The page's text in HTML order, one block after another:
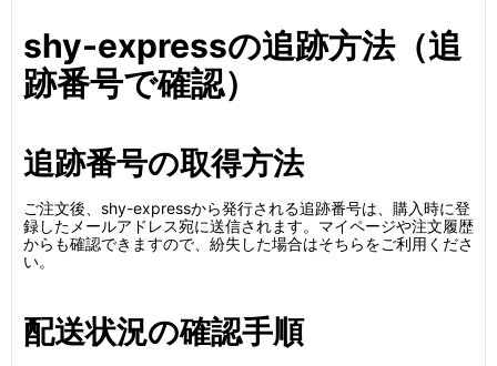
shy-expressの追跡方法（追
跡番号で確認）
追跡番号の取得方法
ご注文後、shy-expressから発行される追跡番号は、購入時に登
録したメールアドレス宛に送信されます。マイページや注文履歴
からも確認できますので、紛失した場合はそちらをご利用くださ
い。
配送状況の確認手順